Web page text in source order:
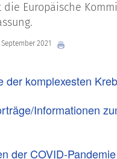
Europäische
2021
der komplexesten
Informationen
der COVID-